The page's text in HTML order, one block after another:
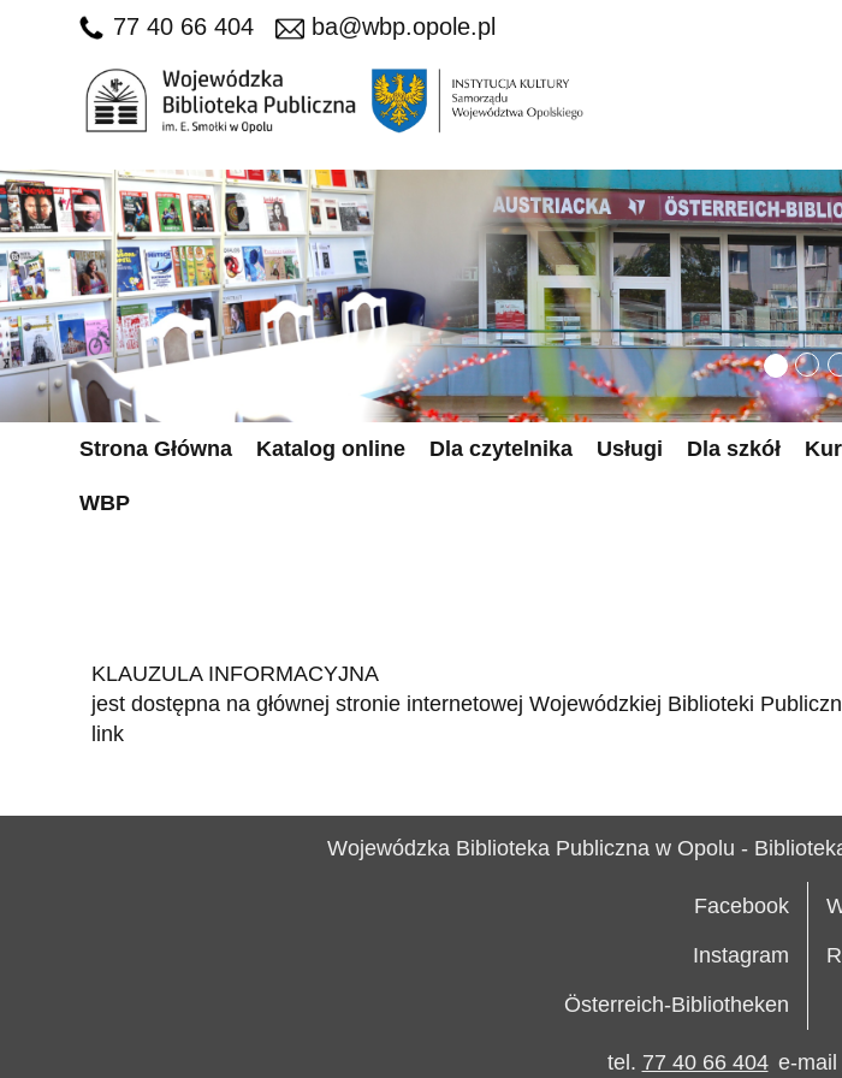
77 40 66 404 ba@wbp.opole.pl
Strona Główna Katalog online Dla czytelnika Usługi Dla szkół
WBP
KLAUZULA INFORMACYJNA
jest dostępna na głównej stronie internetowej Wojewódzkiej Biblioteki
link
Wojewódzka Biblioteka Publiczna w Opolu -
Facebook
Instagram
Österreich-Bibliotheken
tel. 77 40 66 404 e-mail